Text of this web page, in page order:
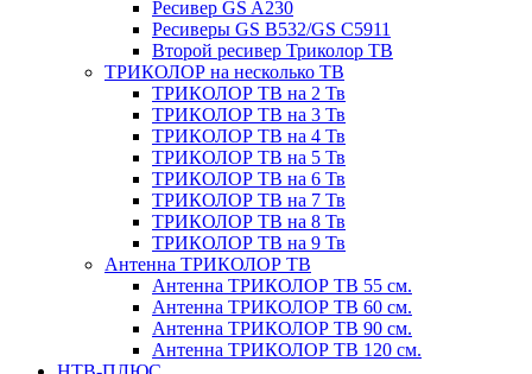
Ресивер GS A230
Ресиверы GS B532/GS C5911
Второй ресивер Триколор ТВ
ТРИКОЛОР на несколько ТВ
ТРИКОЛОР ТВ на 2 Тв
ТРИКОЛОР ТВ на 3 Тв
ТРИКОЛОР ТВ на 4 Тв
ТРИКОЛОР ТВ на 5 Тв
ТРИКОЛОР ТВ на 6 Тв
ТРИКОЛОР ТВ на 7 Тв
ТРИКОЛОР ТВ на 8 Тв
ТРИКОЛОР ТВ на 9 Тв
Антенна ТРИКОЛОР ТВ
Антенна ТРИКОЛОР ТВ 55 см.
Антенна ТРИКОЛОР ТВ 60 см.
Антенна ТРИКОЛОР ТВ 90 см.
Антенна ТРИКОЛОР ТВ 120 см.